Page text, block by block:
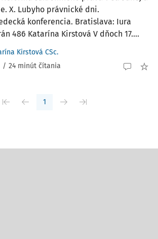
X. Lubyho právnické dni.
konferencia. Bratislava: Iura
486 Katarína Kirstová V dňoch 17....
Kirstová CSc.
/ 24 minút čítania
1